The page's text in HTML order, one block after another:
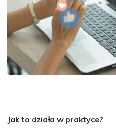
Jak to działa w praktyce?